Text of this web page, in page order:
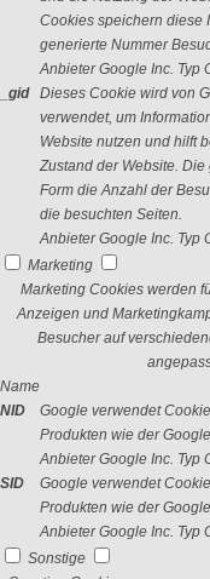
Cookies speichern diese
generierte Nummer
Anbieter Google Inc. Typ
_gid
Dieses Cookie wird von
verwendet, um
Website nutzen und hilft
Zustand der Website.
Form die Anzahl der
die besuchten Seiten.
Anbieter Google Inc. Typ
Marketing
Marketing Cookies werden
Anzeigen und
Besucher auf
Name
NID
Google verwendet
Produkten wie der
Anbieter Google Inc. Typ
SID
Google verwendet
Produkten wie der
Anbieter Google Inc. Typ
Sonstige